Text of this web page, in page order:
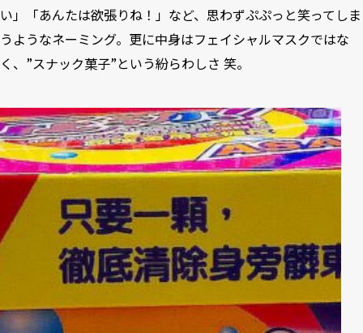
い」「あんたは欲張りね！」など、思わずぷぷっと笑ってしま
うようなネーミング。更に中身はフェイシャルマスクではな
く、”スナック菓子”という紛らわしさ 笑。